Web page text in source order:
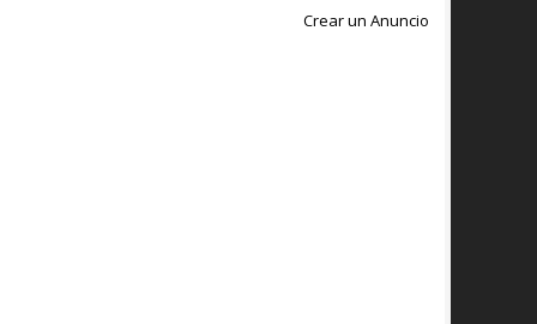
Crear un Anuncio